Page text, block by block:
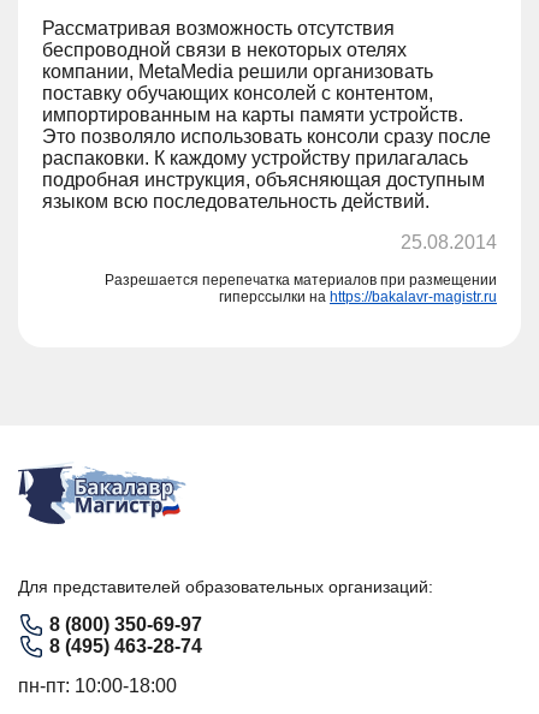
Рассматривая возможность отсутствия
беспроводной связи в некоторых отелях
компании, MetaMedia решили организовать
поставку обучающих консолей с контентом,
импортированным на карты памяти устройств.
Это позволяло использовать консоли сразу после
распаковки. К каждому устройству прилагалась
подробная инструкция, объясняющая доступным
языком всю последовательность действий.
25.08.2014
Разрешается перепечатка материалов при размещении
гиперссылки на https://bakalavr-magistr.ru
Для представителей образовательных организаций:
8 (800) 350-69-97
8 (495) 463-28-74
пн-пт: 10:00-18:00